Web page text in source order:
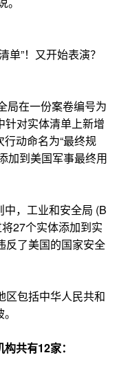
局在一份案卷编号为
针对实体清单上新增
动命名为“最终规
加到美国军事最终用
，工业和安全局 (B
27个实体添加到实
反了美国的国家安全
区包括中华人民共和
共有12家：